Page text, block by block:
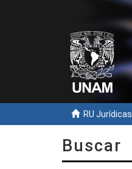
RU Jurídicas
Buscar